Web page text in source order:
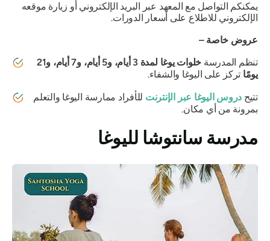
يمكنكم التواصل مع المعهد عبر البريد الإلكتروني أو زيارة موقعه
الإلكتروني للاطلاع على أسعار الدورات.
عروض خاصة –
تنظم المدرسة
خلوات يوغا لمدة 3 أيام، و5 أيام، و7 أيام، و21
يومًاتركز على اليوغا والشفاء.
تتيحدروس اليوغا عبر الإنترنتللأفراد ممارسة اليوغا والتعلم
بمرونة من أي مكان.
مدرسة سانتوشا لليوغا